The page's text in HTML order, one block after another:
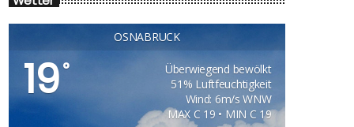
OSNABRÜCK
19°
Überwiegend bewölkt
51% Luftfeuchtigkeit
Wind: 6m/s WNW
MAX C 19 • MIN C 19